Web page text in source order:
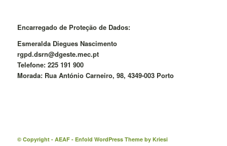
Encarregado de Proteção de Dados:
Esmeralda Diegues Nascimento
rgpd.dsrn@dgeste.mec.pt
Telefone: 225 191 900
Morada: Rua António Carneiro, 98, 4349-003 Porto
© Copyright - AEAF- Enfold WordPress Theme by Kriesi